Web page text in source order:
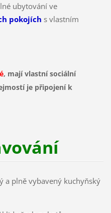
ubytování ve
pokojích s vlastním
, mají vlastní sociální
je připojení k
a plně vybavený kuchyňský